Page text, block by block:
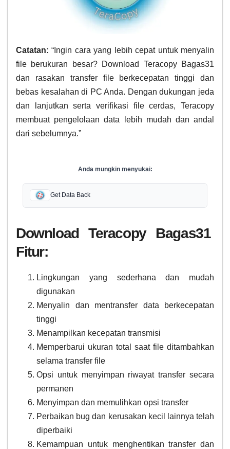
Catatan:“Ingin cara yang lebih cepat untuk menyalin
file berukuran besar? Download Teracopy Bagas31​​
dan rasakan transfer file berkecepatan tinggi dan
bebas kesalahan di PC Anda. Dengan dukungan jeda
dan lanjutkan serta verifikasi file cerdas, Teracopy
membuat pengelolaan data lebih mudah dan andal
dari sebelumnya.”
Anda mungkin menyukai:
Get Data Back
Download Teracopy Bagas31​​
Fitur:
Lingkungan yang sederhana dan mudah
digunakan
Menyalin dan mentransfer data berkecepatan
tinggi
Menampilkan kecepatan transmisi
Memperbarui ukuran total saat file ditambahkan
selama transfer file
Opsi untuk menyimpan riwayat transfer secara
permanen
Menyimpan dan memulihkan opsi transfer
Perbaikan bug dan kerusakan kecil lainnya telah
diperbaiki
Kemampuan untuk menghentikan transfer dan